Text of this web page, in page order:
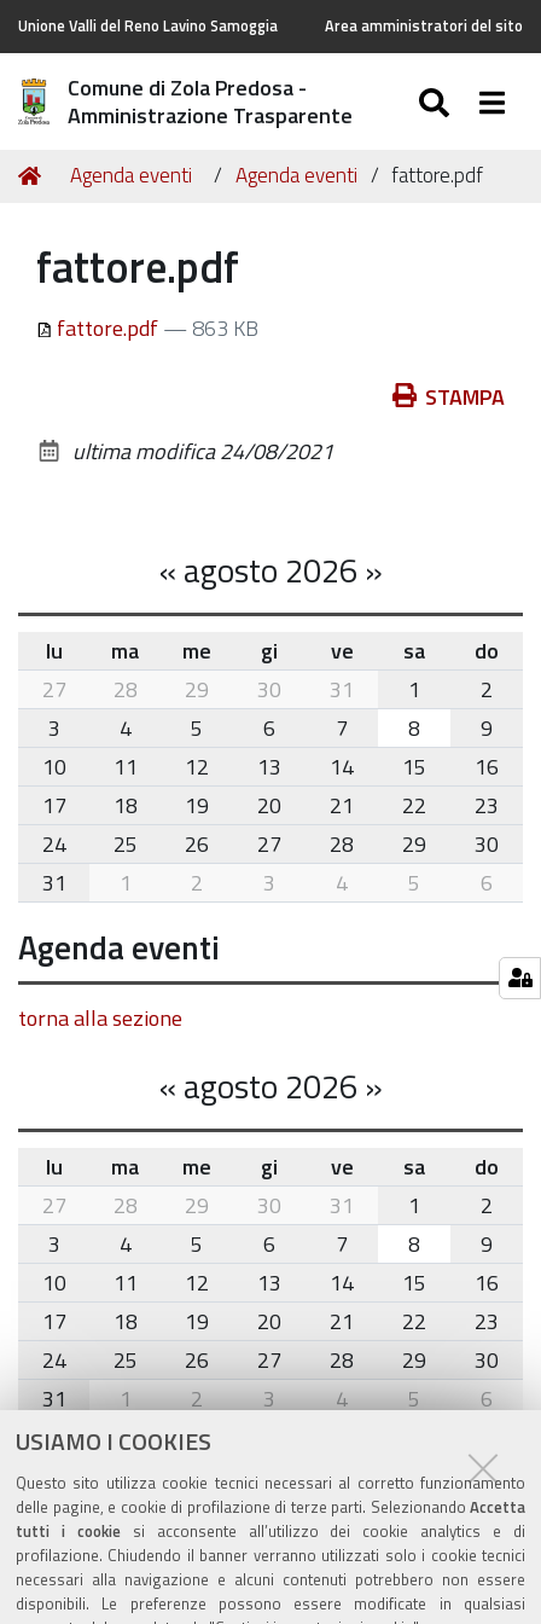
USIAMO I COOKIES
Questo sito utilizza cookie tecnici necessari al corretto funzionamento
delle pagine, e cookie di profilazione di terze parti. Selezionando Accetta
tutti i cookiesi acconsente all’utilizzo dei cookie analytics e di
profilazione. Chiudendo il banner verranno utilizzati solo i cookie tecnici
necessari alla navigazione e alcuni contenuti potrebbero non essere
disponibili. Le preferenze possono essere modificate in qualsiasi
Unione Valli del Reno Lavino Samoggia Area amministratori del sito
Comune di Zola Predosa -
Amministrazione Trasparente
Tu
Home
Agenda eventi Agenda eventi fattore.pdf
fattore.pdf
fattore.pdf— 863 KB
documento
STAMPA
ultima modifica24/08/2021
«agosto 2026 »
month-
8
lu ma me gi ve sa
do
27
28 29 30 31 1
2
3
4 5 6 7 8
9
10
11 12 13 14 15
16
17
18 19 20 21 22
23
24
25 26 27 28 29
30
31
1 2 3 4 5 6
Agenda eventi
torna alla sezione
«agosto 2026 »
month-
8
lu ma me gi ve sa
do
27
28 29 30 31 1
2
3
4 5 6 7 8
9
10
11 12 13 14 15
16
17
18 19 20 21 22
23
24
25 26 27 28 29
30
31
1 2 3 4 5 6
Agenda eventi
torna alla sezione